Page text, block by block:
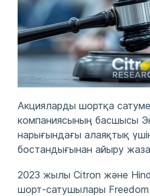
Акцияларды шортқа
компаниясының басшысы
нарығындағы алаяқтық
бостандығынан айыру
2023 жылы Citron және
шорт-сатушылары Freedom